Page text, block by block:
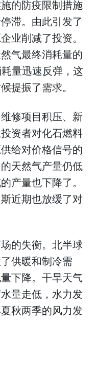
的防疫限制措施
滞。由此引发了
业削减了投资。
气最终消耗量的
量迅速反弹，这
提振了需求。
修项目积压、新
资者对化石燃料
给对价格信号的
天然气产量仍低
产量也下降了。
近期也放缓了对
的失衡。北半球
供暖和制冷需
下降。干旱天气
量走低，水力发
秋两季的风力发